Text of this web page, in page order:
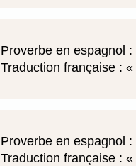
Proverbe en espagnol :
Traduction française :
Proverbe en espagnol :
Traduction française :